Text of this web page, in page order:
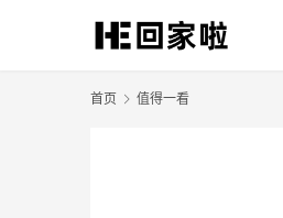
首页 值得一看